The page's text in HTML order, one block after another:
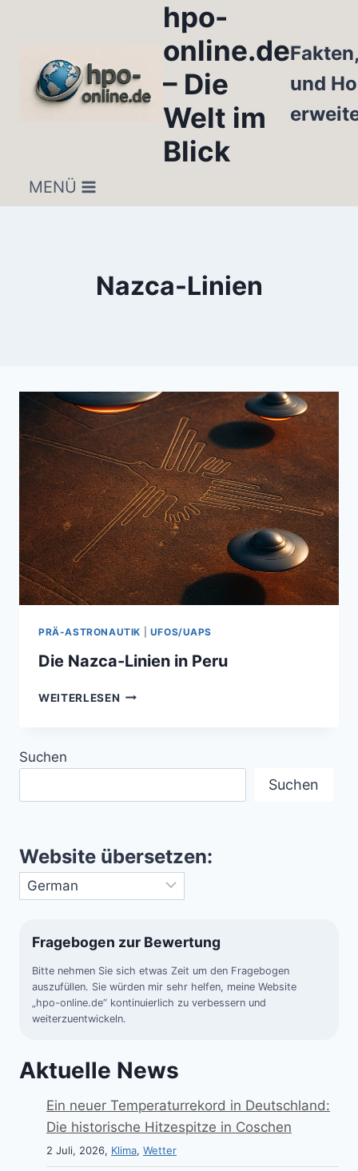
hpo-
online.de
– Die
Welt im
Blick
und
MENÜ
Nazca-Linien
PRÄ-ASTRONAUTIK UFOS/UAPS
Die Nazca-Linien in Peru
WEITERLESEN DIE
Suchen
Suchen
Website übersetzen:
Fragebogen zur Bewertung
Bitte nehmen Sie sich etwas Zeit um den Fragebogen
auszufüllen. Sie würden mir sehr helfen, meine Website
„hpo-online.de“ kontinuierlich zu verbessern und
weiterzuentwickeln.
Aktuelle News
Ein neuer Temperaturrekord in Deutschland:
Die historische Hitzespitze in Coschen
2 Juli, 2026, Klima, Wetter